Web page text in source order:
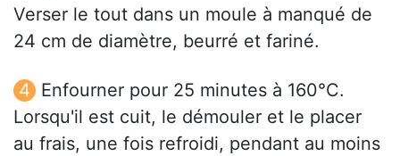
Verser le tout dans un moule à manqué de
24 cm de diamètre, beurré et fariné.
Enfourner pour 25 minutes à 160°C.
Lorsqu'il est cuit, le démouler et le placer
au frais, une fois refroidi, pendant au moins